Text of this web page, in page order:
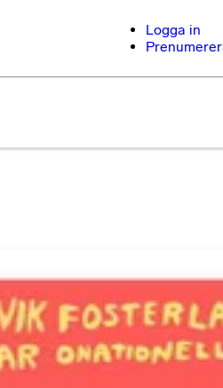
Logga in